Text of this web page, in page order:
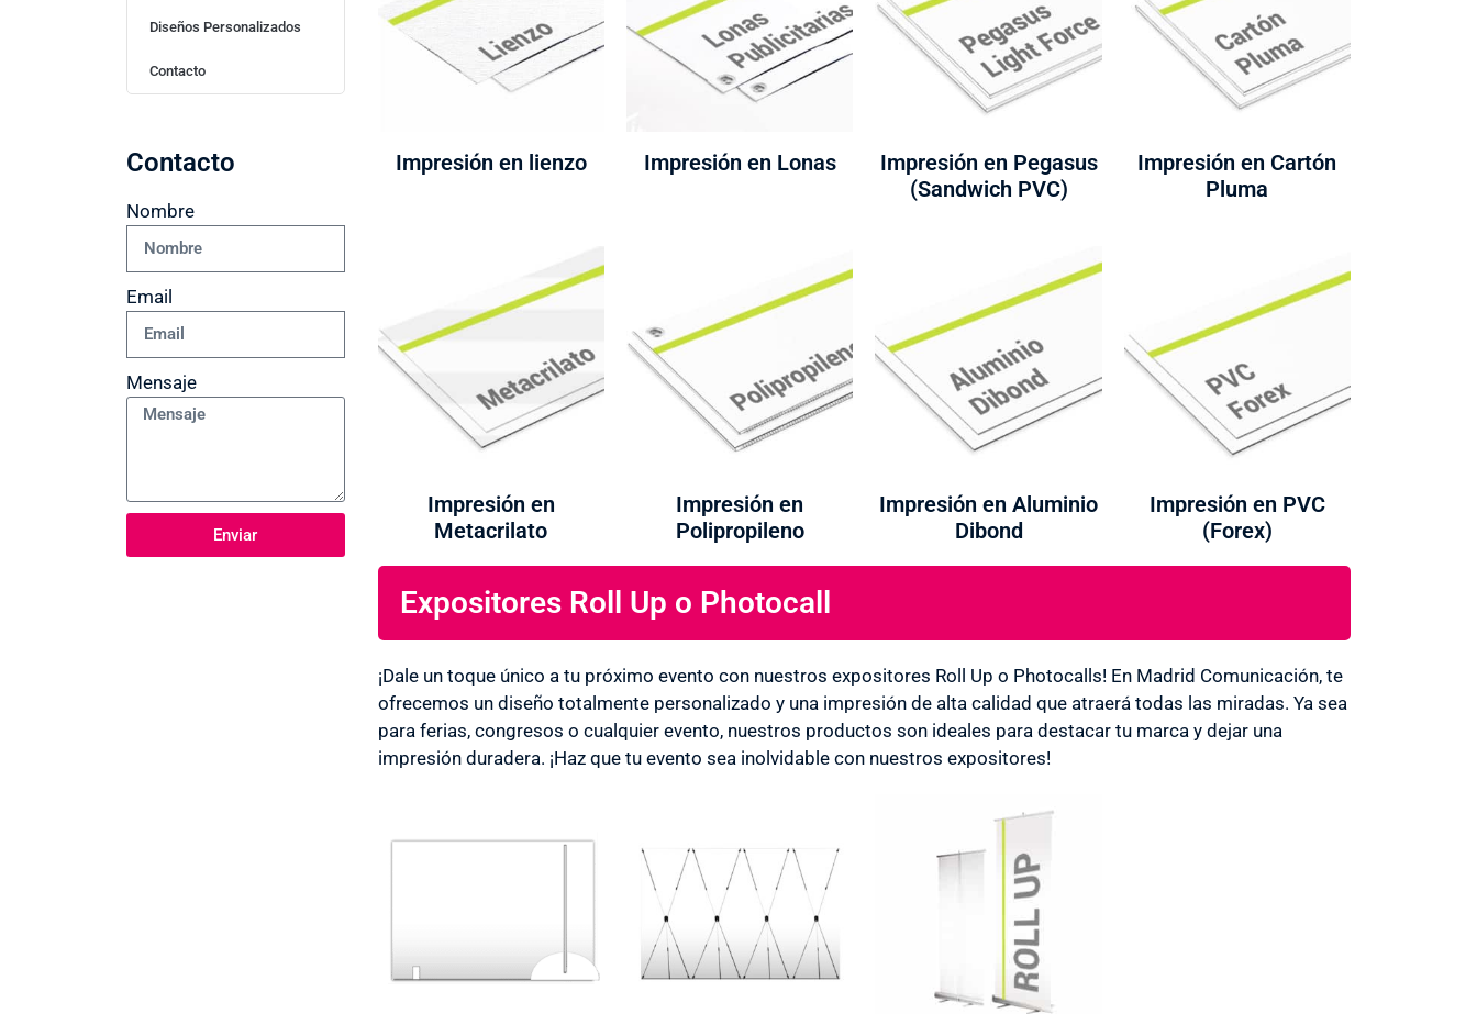
Diseños Personalizados
Contacto
Contacto
Nombre
Email
Mensaje
Enviar
Impresión en lienzo Impresión en Lonas
Impresión en Pegasus
(Sandwich PVC)
Impresión en Cartón
Pluma
Impresión en
Metacrilato
Impresión en
Polipropileno
Impresión en Aluminio
Dibond
Impresión en PVC
(Forex)
Expositores Roll Up o Photocall
¡Dale un toque único a tu próximo evento con nuestros expositores Roll Up o Photocalls! En Madrid Comunicación, te
ofrecemos un diseño totalmente personalizado y una impresión de alta calidad que atraerá todas las miradas. Ya sea
para ferias, congresos o cualquier evento, nuestros productos son ideales para destacar tu marca y dejar una
impresión duradera. ¡Haz que tu evento sea inolvidable con nuestros expositores!